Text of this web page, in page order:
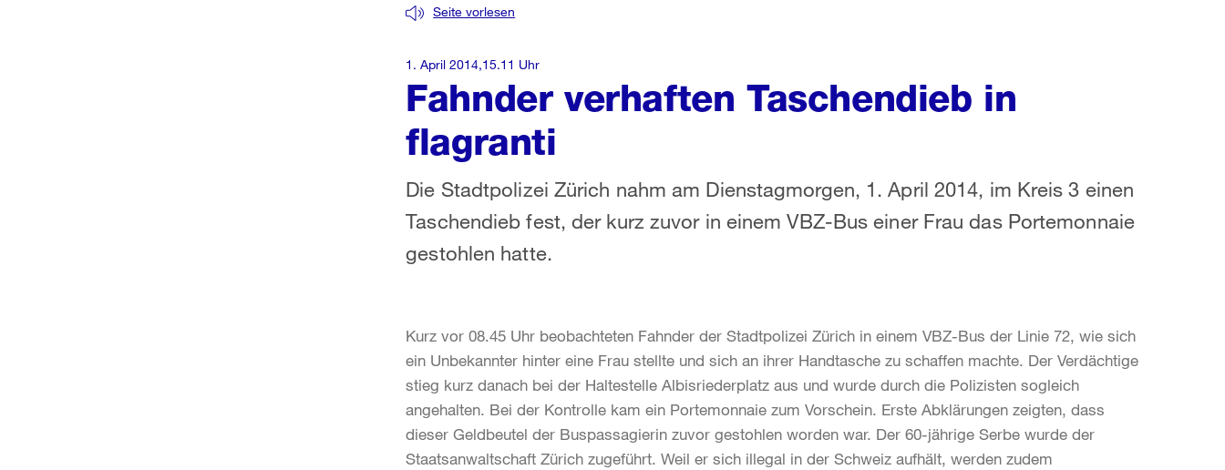
Fahnder verhaften Taschendieb in
flagranti
Seite vorlesen
Die Stadtpolizei Zürich nahm am Dienstagmorgen, 1. April 2014, im Kreis 3 einen
Taschendieb fest, der kurz zuvor in einem VBZ-Bus einer Frau das Portemonnaie
gestohlen hatte.
1. April 2014,15.11 Uhr
Kurz vor 08.45 Uhr beobachteten Fahnder der Stadtpolizei Zürich in einem VBZ-Bus der Linie 72, wie sich
ein Unbekannter hinter eine Frau stellte und sich an ihrer Handtasche zu schaffen machte. Der Verdächtige
stieg kurz danach bei der Haltestelle Albisriederplatz aus und wurde durch die Polizisten sogleich
angehalten. Bei der Kontrolle kam ein Portemonnaie zum Vorschein. Erste Abklärungen zeigten, dass
dieser Geldbeutel der Buspassagierin zuvor gestohlen worden war. Der 60-jährige Serbe wurde der
Staatsanwaltschaft Zürich zugeführt. Weil er sich illegal in der Schweiz aufhält, werden zudem